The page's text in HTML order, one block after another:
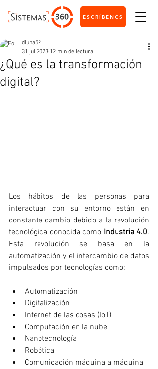
ESCRÍBENOS
¿Qué es la transformación
digital?
dluna52
31 jul 2023 12 min de lectura
Los hábitos de las personas para
interactuar con su entorno están en
constante cambio debido a la revolución
tecnológica conocida como Industria 4.0.
Esta revolución se basa en la
automatización y el intercambio de datos
impulsados por tecnologías como:
Automatización
Digitalización
Internet de las cosas (IoT)
Computación en la nube
Nanotecnología
Robótica
Comunicación máquina a máquina